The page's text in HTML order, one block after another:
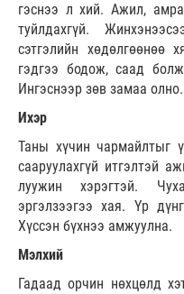
гэснээ л хий. Ажил,
туйлдахгүй.
сэтгэлийн хөдөлгөөнөө
гэдгээ бодож, саад
Ингэснээр зөв замаа олно.
Ихэр
Таны хүчин чармайлтыг
сааруулахгүй итгэлтэй
луужин хэрэгтэй.
эргэлзээгээ хая. Үр
Хүссэн бүхнээ амжуулна.
Мэлхий
Гадаад орчин нөхцөлд